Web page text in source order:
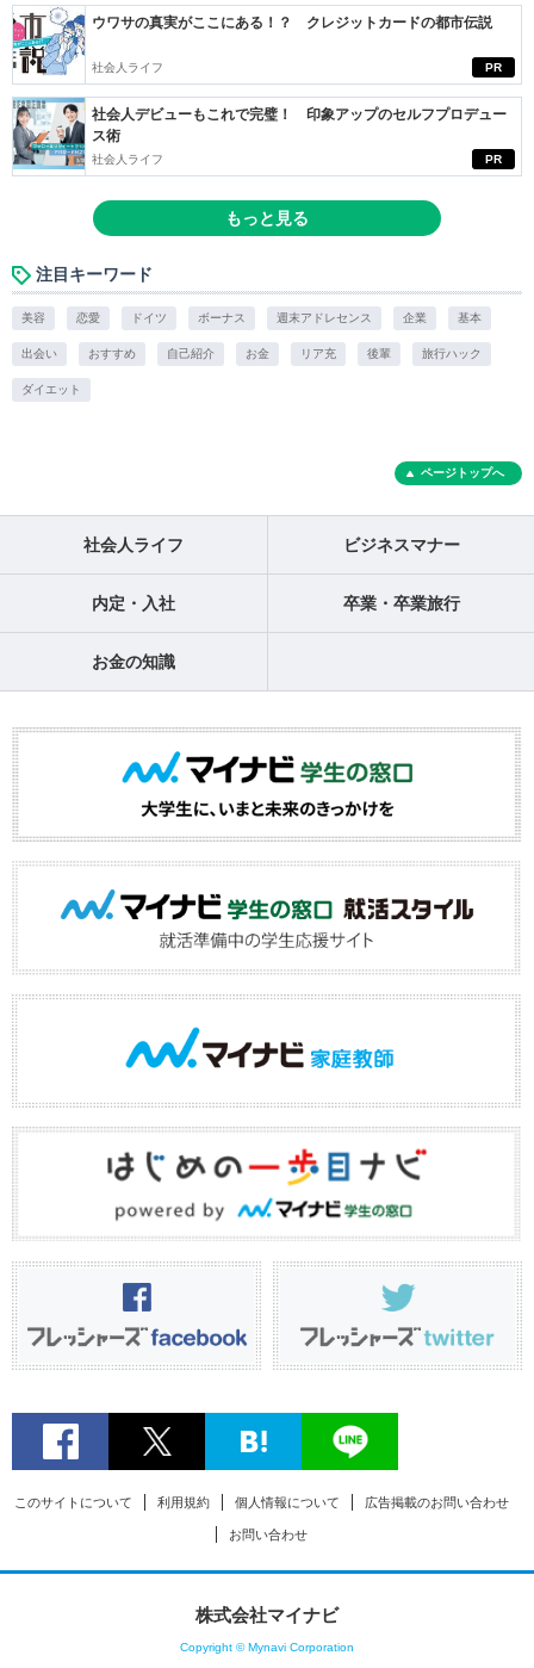
PR
ウワサの真実がここにある！？ クレジットカードの都市伝説
社会人ライフ
PR
社会人デビューもこれで完璧！ 印象アップのセルフプロデュー
ス術
社会人ライフ
もっと見る
注目キーワード
美容 恋愛 ドイツ ボーナス 週末アドレセンス 企業 基本
出会い おすすめ 自己紹介 お金 リア充 後輩 旅行ハック
ダイエット
ページトップへ
社会人ライフ ビジネスマナー
内定・入社 卒業・卒業旅行
お金の知識
このサイトについて 利用規約 個人情報について 広告掲載のお問い合わせ
お問い合わせ
株式会社マイナビ
Copyright © Mynavi Corporation